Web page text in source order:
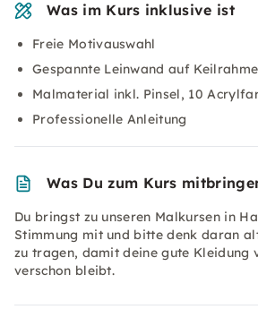
Was im Kurs inklusive ist
Freie Motivauswahl
Gespannte Leinwand auf
Malmaterial inkl. Pinsel, 10
Professionelle Anleitung
Was Du zum Kurs
Du bringst zu unseren Malkursen in
Stimmung mit und bitte denk daran
zu tragen, damit deine gute Kleidung
verschon bleibt.